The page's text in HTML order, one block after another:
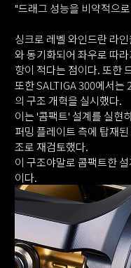
"드래그 성능을 비약적으
싱크로 레벨 와인드란 라
와 동기화되어 좌우로 따
항이 적다는 점이다. 또한
또한 SALTIGA 300에서는
의 구조 개혁을 실시했다.
이는 '콤팩트' 설계를 실현
퍼밍 플레이트 측에 탑재
조로 재검토했다.
이 구조야말로 콤팩트한
이다.